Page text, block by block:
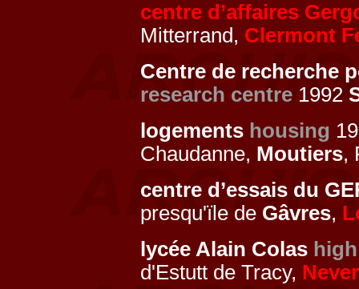
centre d’affaires
Mitterrand, Clermont
Centre de recherche
research centre 1992
logements housing
Chaudanne, Moutiers,
centre d’essais du
presqu'ïle de Gâvres,
lycée Alain Colas
d'Estutt de Tracy,